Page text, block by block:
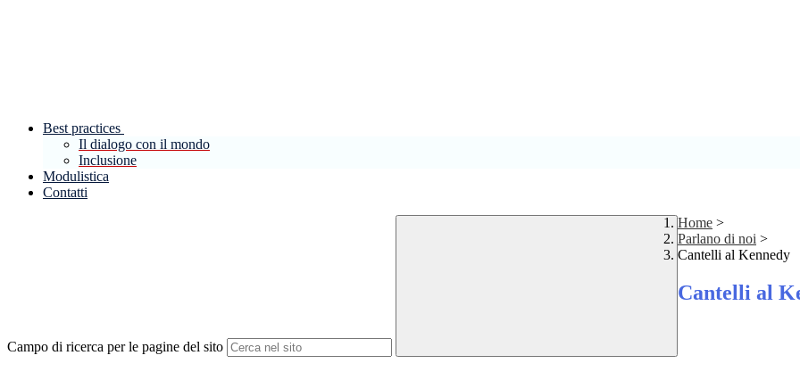
Best practices
Il dialogo con il mondo
Inclusione
Modulistica
Contatti
Campo di ricerca per le pagine del sito
Home >
Parlano di noi >
Cantelli al Kennedy
Cantelli al